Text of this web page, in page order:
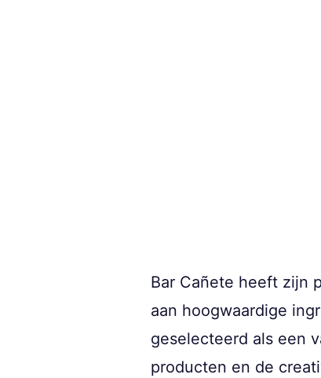
Bar Cañete heeft zijn
aan hoogwaardige
geselecteerd als een
producten en de